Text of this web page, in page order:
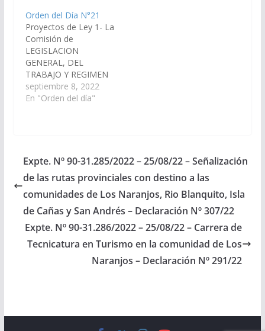
Orden del Día N°21
Proyectos de Ley 1- La
Comisión de
LEGISLACION
GENERAL, DEL
TRABAJO Y REGIMEN
PREVISIONAL, ha
considerado el
comercialización,
manipulación,
fabricación, acopio,
exhibición, expendio
mayorista o minorista
cualquiera sea su
modalidad, a título
oneroso o gratuito
septiembre 8, 2022
En "Orden del día"
Expte. Nº 90-31.285/2022 – 25/08/22 – Señalización
de las rutas provinciales con destino a las
comunidades de Los Naranjos, Rio Blanquito, Isla
de Cañas y San Andrés – Declaración Nº 307/22
Expte. Nº 90-31.286/2022 – 25/08/22 – Carrera de
Tecnicatura en Turismo en la comunidad de Los
Naranjos – Declaración Nº 291/22